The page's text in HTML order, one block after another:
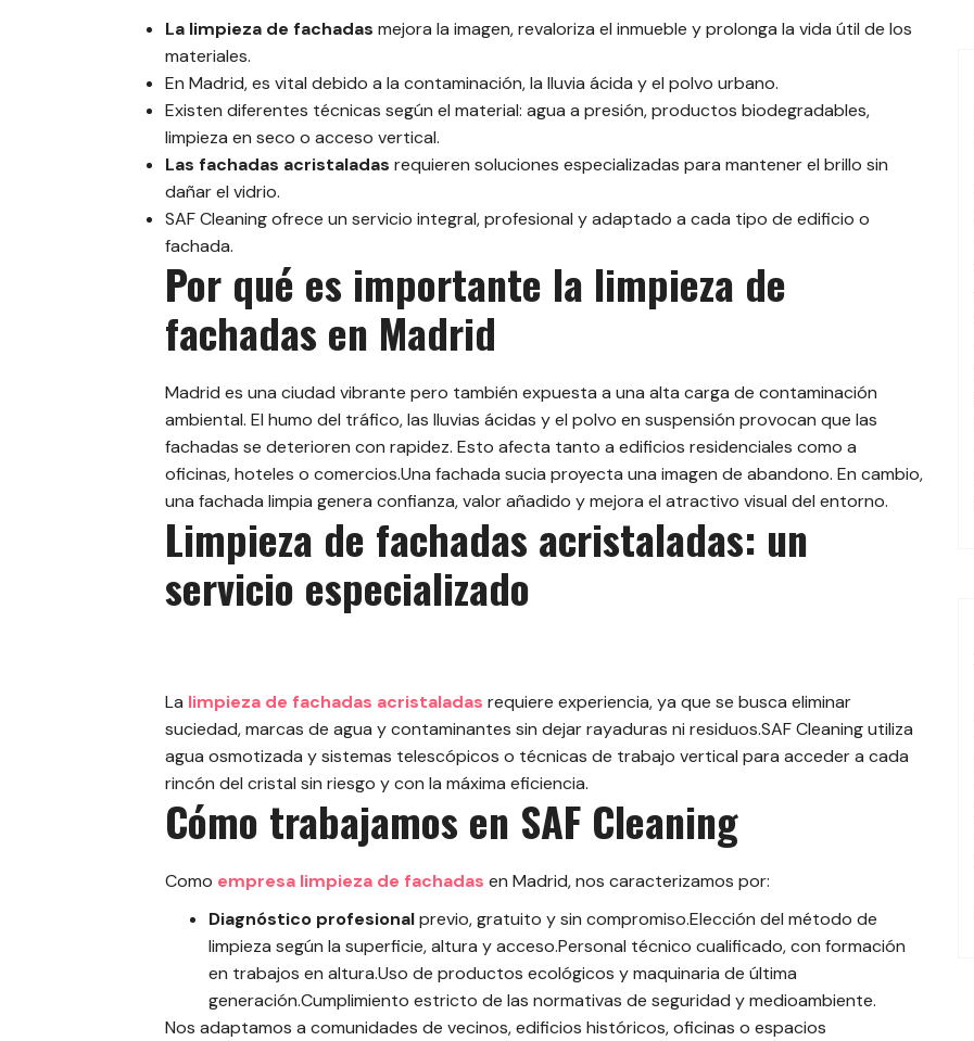
La limpieza de fachadas mejora la imagen, revaloriza el inmueble y prolonga la vida útil de los
materiales.
En Madrid, es vital debido a la contaminación, la lluvia ácida y el polvo urbano.
Existen diferentes técnicas según el material: agua a presión, productos biodegradables,
limpieza en seco o acceso vertical.
Las fachadas acristaladas requieren soluciones especializadas para mantener el brillo sin
dañar el vidrio.
SAF Cleaning ofrece un servicio integral, profesional y adaptado a cada tipo de edificio o
fachada.
Por qué es importante la limpieza de
fachadas en Madrid
Madrid es una ciudad vibrante pero también expuesta a una alta carga de contaminación
ambiental. El humo del tráfico, las lluvias ácidas y el polvo en suspensión provocan que las
fachadas se deterioren con rapidez. Esto afecta tanto a edificios residenciales como a
oficinas, hoteles o comercios.Una fachada sucia proyecta una imagen de abandono. En cambio,
una fachada limpia genera confianza, valor añadido y mejora el atractivo visual del entorno.
Limpieza de fachadas acristaladas: un
servicio especializado
La limpieza de fachadas acristaladas requiere experiencia, ya que se busca eliminar
suciedad, marcas de agua y contaminantes sin dejar rayaduras ni residuos.SAF Cleaning utiliza
agua osmotizada y sistemas telescópicos o técnicas de trabajo vertical para acceder a cada
rincón del cristal sin riesgo y con la máxima eficiencia.
Cómo trabajamos en SAF Cleaning
Como empresa limpieza de fachadas en Madrid, nos caracterizamos por:
Diagnóstico profesionalprevio, gratuito y sin compromiso.Elección del método de
limpieza según la superficie, altura y acceso.Personal técnico cualificado, con formación
en trabajos en altura.Uso de productos ecológicos y maquinaria de última
generación.Cumplimiento estricto de las normativas de seguridad y medioambiente.
Nos adaptamos a comunidades de vecinos, edificios históricos, oficinas o espacios